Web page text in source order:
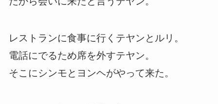
レストランに食事に行くテヤンとルリ。
電話にでるため席を外すテヤン。
そこにシンモとヨンヘがやって来た。